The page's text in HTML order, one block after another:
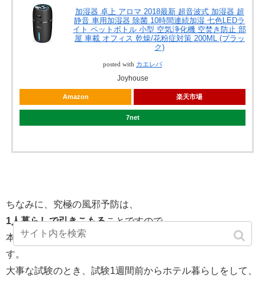
加湿器 卓上 アロマ 2018最新 超音波式 加湿器 超
静音 車用加湿器 除菌 10時間連続加湿 七色LEDラ
イト ペットボトル 小型 空気浄化機 空焚き防止 部
屋 車載 オフィス 乾燥/花粉症対策 200ML (ブラッ
ク)
posted with カエレバ
Joyhouse
Amazon 楽天市場
7net
ちなみに、究極の風邪予防は、
1人暮らしで引きこもることですので、
本当に風邪引きたくない人はそうしていただくのがよいで
す。
大事な試験のとき、試験1週間前からホテル暮らしをして、